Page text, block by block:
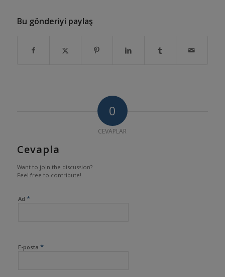
Bu gönderiyi paylaş
0
CEVAPLAR
Cevapla
Want to join the discussion?
Feel free to contribute!
Ad *
E-posta *